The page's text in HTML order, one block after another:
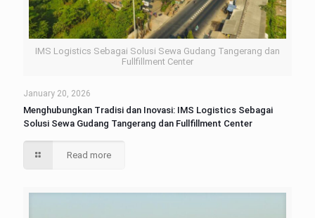
IMS Logistics Sebagai Solusi Sewa Gudang Tangerang dan
Fullfillment Center
January 20, 2026
Menghubungkan Tradisi dan Inovasi: IMS Logistics Sebagai
Solusi Sewa Gudang Tangerang dan Fullfillment Center
Read more